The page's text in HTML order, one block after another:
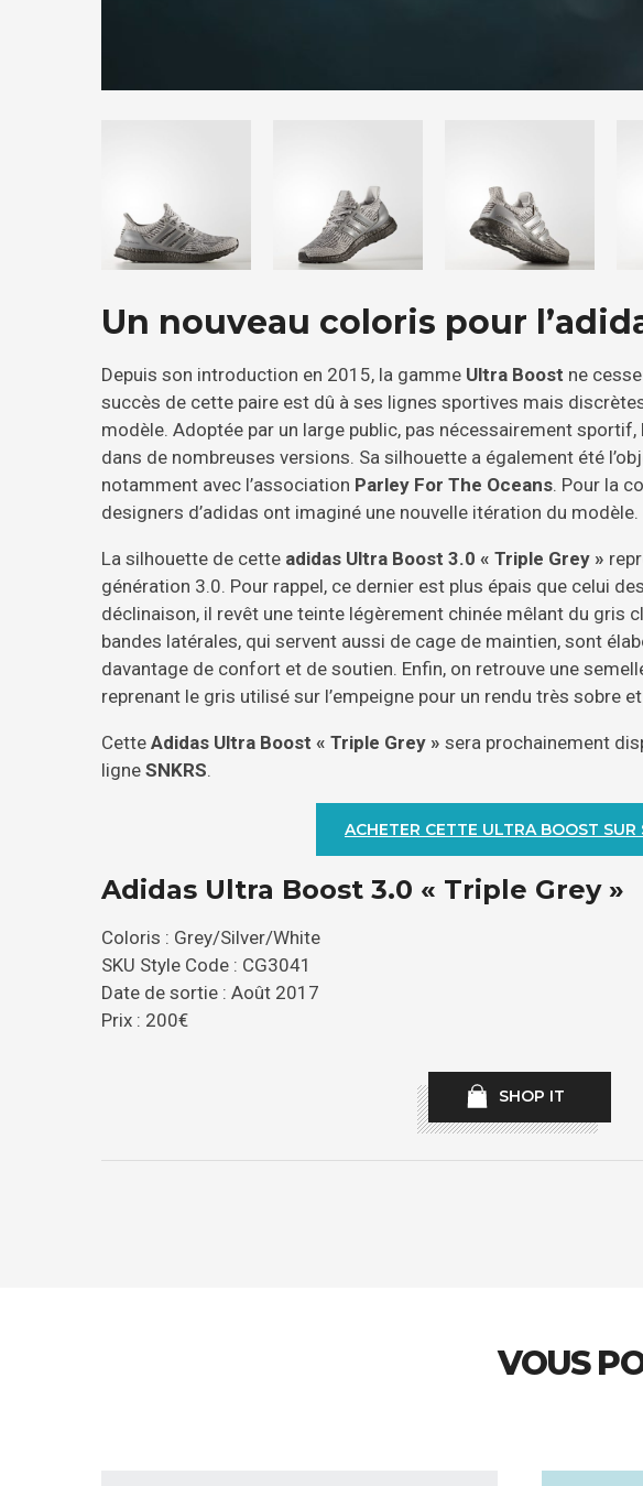
Un nouveau coloris pour
Depuis son introduction en 2015, la gamme Ultra Boost ne
succès de cette paire est dû à ses lignes sportives mais
modèle. Adoptée par un large public, pas nécessairement
dans de nombreuses versions. Sa silhouette a également été
notamment avec l’association Parley For The Oceans. Pour la
designers d’adidas ont imaginé une nouvelle itération du modèle.
La silhouette de cette adidas Ultra Boost 3.0 « Triple Grey »
génération 3.0. Pour rappel, ce dernier est plus épais que celui
déclinaison, il revêt une teinte légèrement chinée mêlant du gris
bandes latérales, qui servent aussi de cage de maintien, sont
davantage de confort et de soutien. Enfin, on retrouve une
reprenant le gris utilisé sur l’empeigne pour un rendu très sobre
Cette Adidas Ultra Boost « Triple Grey » sera prochainement
ligne SNKRS.
ACHETER CETTE ULTRA BOOST SUR
Adidas Ultra Boost 3.0 « Triple Grey »
Coloris : Grey/Silver/White
SKU Style Code : CG3041
Date de sortie : Août 2017
Prix : 200€
SHOP IT
VOUS